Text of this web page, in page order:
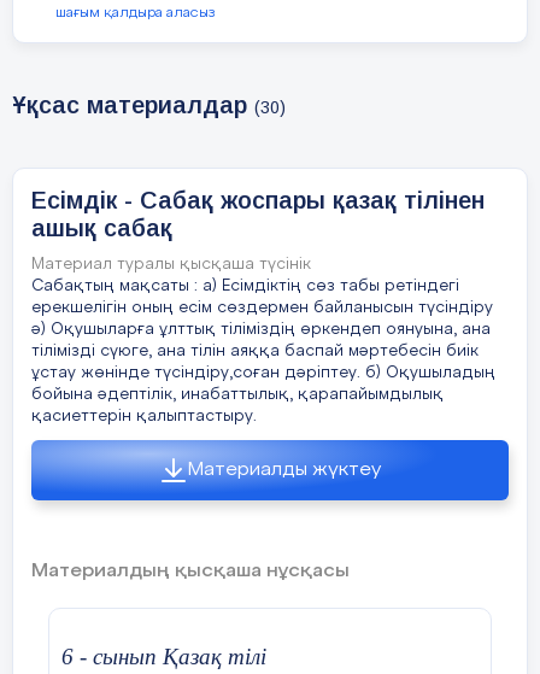
дағдылары
кезеңі/ уақыт
Қызығушы
лықты ояту.
Өткен білімді
еске түсіру.
2 минут
Ұйымдастыру.
Жағымды ахуал.
«Менің көңіл күйім» әдісі.
Оқушылар 4-топқа бөлініп тұрады.
Қолдарына берілген бұлт пен
күннің бірін көңіл күйіне
Ой түрткі.Тақырыпқа
шағым қалдыра аласыз
Ұқсас материалдар (30)
Есімдік - Сабақ жоспары қазақ тілінен
ашық сабақ
Материал туралы қысқаша түсінік
Сабақтың мақсаты : а) Есімдіктің сөз табы ретіндегі
ерекшелігін оның есім сөздермен байланысын түсіндіру
ә) Оқушыларға ұлттық тіліміздің өркендеп оянуына, ана
тілімізді сүюге, ана тілін аяққа баспай мәртебесін биік
ұстау жөнінде түсіндіру,соған дәріптеу. б) Оқушыладың
бойына әдептілік, инабаттылық, қарапайымдылық
қасиеттерін қалыптастыру.
Материалды жүктеу
Материалдың қысқаша нұсқасы
6 - сынып Қазақ тілі